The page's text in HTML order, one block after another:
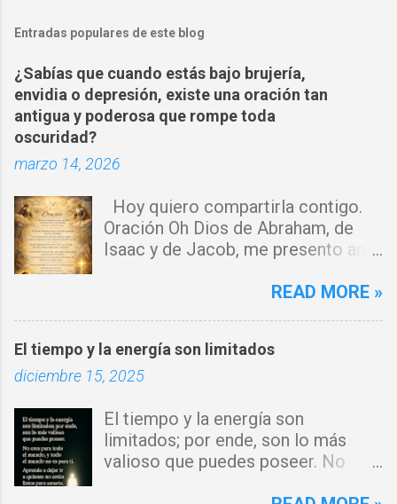
e
n
t
a
r
i
s
Entradas populares de este blog
¿Sabías que cuando estás bajo brujería,
envidia o depresión, existe una oración tan
antigua y poderosa que rompe toda
oscuridad?
marzo 14, 2026
Hoy quiero compartirla contigo.
Oración Oh Dios de Abraham, de
Isaac y de Jacob, me presento ante
por donde haya entrado la maldad.
Que tus ángeles guerreros cuiden
mi hogar y que el fuego del Espíritu
alrededor. Por el poder del Cordero
de Dios, rompo cadenas, destruyo
amarres y anulo toda palabra de
READ MORE »
El tiempo y la energía son limitados
diciembre 15, 2025
El tiempo y la energía son
limitados; por ende, son lo más
valioso que puedes poseer. No